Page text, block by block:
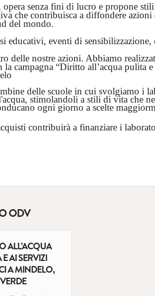
opera senza fini di lucro e propone
che contribuisca a diffondere
del mondo.
educativi, eventi di
delle nostre azioni. Abbiamo
campagna “Diritto all’acqua pulita
delle scuole in cui svolgiamo i
stimolandoli a stili di vita che
ogni giorno a scelte
contribuirà a finanziare i
ODV
ALL’ACQUA
E AI SERVIZI
A MINDELO,